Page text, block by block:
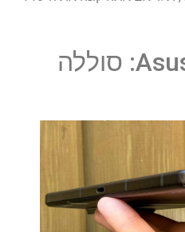
Asus ROG Phone 8: סוללה